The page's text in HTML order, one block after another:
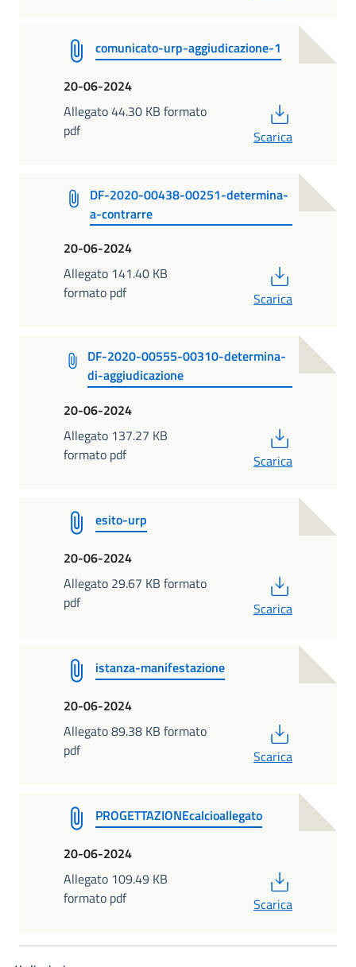
comunicato-urp-aggiudicazione-1
20-06-2024
Allegato 44.30 KB formato
pdf
Scarica
DF-2020-00438-00251-determina-
a-contrarre
20-06-2024
Allegato 141.40 KB
formato pdf
Scarica
DF-2020-00555-00310-determina-
di-aggiudicazione
20-06-2024
Allegato 137.27 KB
formato pdf
Scarica
esito-urp
20-06-2024
Allegato 29.67 KB formato
pdf
Scarica
istanza-manifestazione
20-06-2024
Allegato 89.38 KB formato
pdf
Scarica
PROGETTAZIONEcalcioallegato
20-06-2024
Allegato 109.49 KB
formato pdf
Scarica